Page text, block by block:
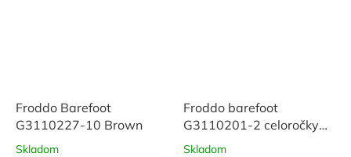
Froddo Barefoot
G3110227-10 Brown
Skladom
Froddo barefoot
G3110201-2 celoročky
Cognac
Skladom